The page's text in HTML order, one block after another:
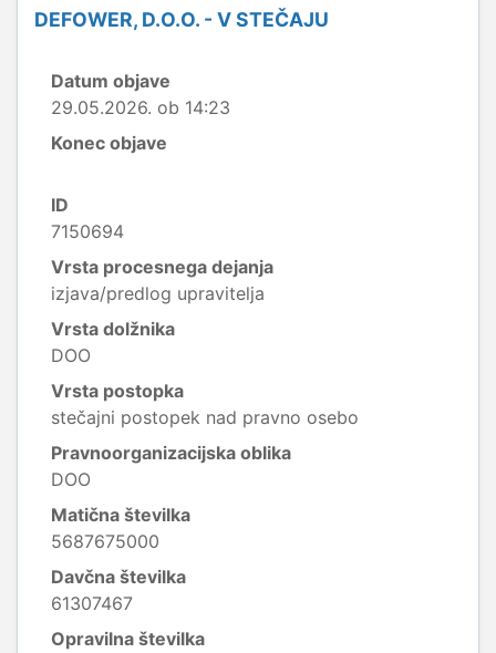
DEFOWER, D.O.O. - V STEČAJU
Datum objave
29.05.2026. ob 14:23
Konec objave
ID
7150694
Vrsta procesnega dejanja
izjava/predlog upravitelja
Vrsta dolžnika
DOO
Vrsta postopka
stečajni postopek nad pravno osebo
Pravnoorganizacijska oblika
DOO
Matična številka
5687675000
Davčna številka
61307467
Opravilna številka